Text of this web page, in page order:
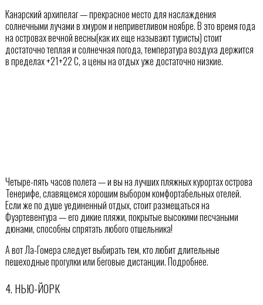
Канарский архипелаг — прекрасное место для наслаждения
солнечными лучами в хмуром и неприветливом ноябре. В это время года
на островах вечной весны(как их еще называют туристы) стоит
достаточно теплая и солнечная погода, температура воздуха держится
в пределах +21+22 С, а цены на отдых уже достаточно низкие.
Четыре-пять часов полета — и вы на лучших пляжных курортах острова
Тенерифе, славящемся хорошим выбором комфортабельных отелей.
Если же по душе уединенный отдых, стоит размещаться на
Фуэртевентура — его дикие пляжи, покрытые высокими песчаными
дюнами, способны спрятать любого отшельника!
А вот Ла-Гомера следует выбирать тем, кто любит длительные
пешеходные прогулки или беговые дистанции. Подробнее.
4. НЬЮ-ЙОРК